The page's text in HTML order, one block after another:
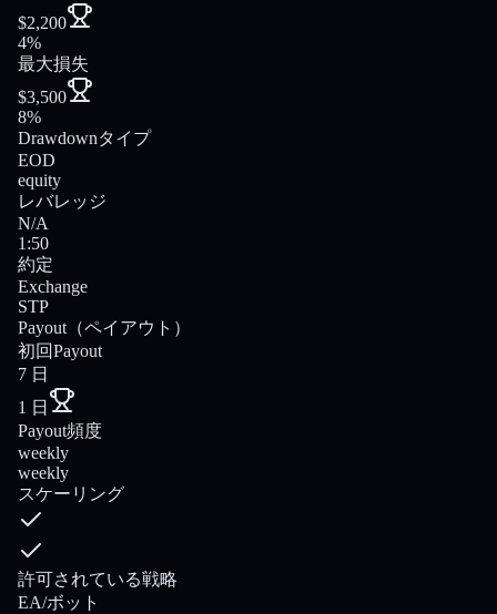
$2,200
4%
最大損失
$3,500
8%
Drawdownタイプ
EOD
equity
レバレッジ
N/A
1:50
約定
Exchange
STP
Payout（ペイアウト）
初回Payout
7 日
1 日
Payout頻度
weekly
weekly
スケーリング
許可されている戦略
EA/ボット